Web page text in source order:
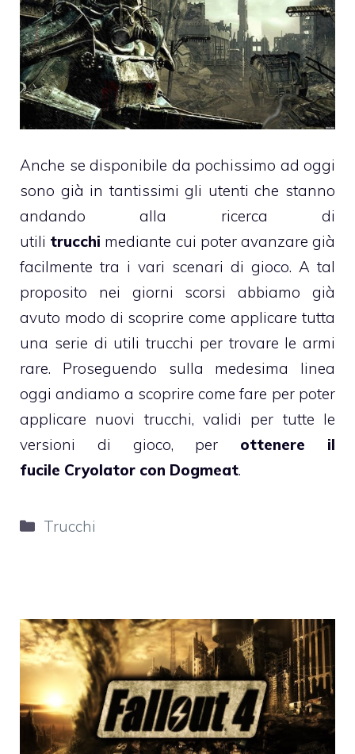
Anche se disponibile da pochissimo ad oggi
sono già in tantissimi gli utenti che stanno
andando alla ricerca di
utili trucchi mediante cui poter avanzare già
facilmente tra i vari scenari di gioco. A tal
proposito nei giorni scorsi abbiamo già
avuto modo di scoprire come applicare tutta
una serie di utili trucchi per trovare le armi
rare. Proseguendo sulla medesima linea
oggi andiamo a scoprire come fare per poter
applicare nuovi trucchi, validi per tutte le
versioni di gioco, per ottenere il
fucile Cryolator con Dogmeat.
Categorie
Trucchi